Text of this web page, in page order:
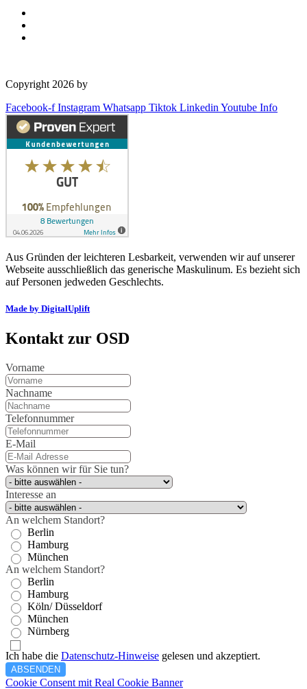
Copyright 2026 by
Facebook-f Instagram Whatsapp Tiktok Linkedin Youtube Info
Aus Gründen der leichteren Lesbarkeit, verwenden wir auf unserer
Webseite ausschließlich das generische Maskulinum. Es bezieht sich
auf Personen jedweden Geschlechts.
Made by DigitalUplift
Kontakt zur OSD
Vorname
Nachname
Telefonnummer
E-Mail
Was können wir für Sie tun?
Interesse an
An welchem Standort?
Berlin
Hamburg
München
An welchem Standort?
Berlin
Hamburg
Köln/ Düsseldorf
München
Nürnberg
Ich habe die Datenschutz-Hinweise gelesen und akzeptiert.
ABSENDEN
Cookie Consent mit Real Cookie Banner